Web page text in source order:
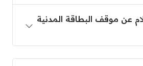
عن موقف البطاقة المدنية